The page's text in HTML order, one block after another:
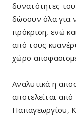
δυνατότητες
δώσουν όλα για
πρόκριση, ενώ
από τους
χώρο
Αναλυτικά η
αποτελείται από
Παπαγεωργίου,